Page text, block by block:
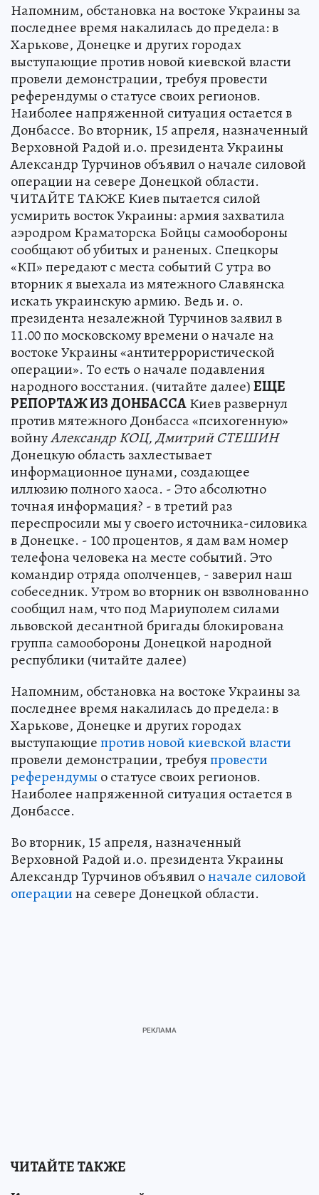
Напомним, обстановка на востоке Украины за
последнее время накалилась до предела: в
Харькове, Донецке и других городах
выступающие против новой киевской власти
провели демонстрации, требуя провести
референдумы о статусе своих регионов.
Наиболее напряженной ситуация остается в
Донбассе. Во вторник, 15 апреля, назначенный
Верховной Радой и.о. президента Украины
Александр Турчинов объявил о начале силовой
операции на севере Донецкой области.
ЧИТАЙТЕ ТАКЖЕ Киев пытается силой
усмирить восток Украины: армия захватила
аэродром Краматорска Бойцы самообороны
сообщают об убитых и раненых. Спецкоры
«КП» передают с места событий С утра во
вторник я выехала из мятежного Славянска
искать украинскую армию. Ведь и. о.
президента незалежной Турчинов заявил в
11.00 по московскому времени о начале на
востоке Украины «антитеррористической
операции». То есть о начале подавления
народного восстания. (читайте далее)ЕЩЕ
РЕПОРТАЖ ИЗ ДОНБАССАКиев развернул
против мятежного Донбасса «психогенную»
войнуАлександр КОЦ, Дмитрий СТЕШИН
Донецкую область захлестывает
информационное цунами, создающее
иллюзию полного хаоса. - Это абсолютно
точная информация? - в третий раз
переспросили мы у своего источника-силовика
в Донецке. - 100 процентов, я дам вам номер
телефона человека на месте событий. Это
командир отряда ополченцев, - заверил наш
собеседник. Утром во вторник он взволнованно
сообщил нам, что под Мариуполем силами
львовской десантной бригады блокирована
группа самообороны Донецкой народной
республики (читайте далее)
Напомним, обстановка на востоке Украины за
последнее время накалилась до предела: в
Харькове, Донецке и других городах
выступающиепротив новой киевской власти
провели демонстрации, требуяпровести
референдумы о статусе своих регионов.
Наиболее напряженной ситуация остается в
Донбассе.
Во вторник, 15 апреля, назначенный
Верховной Радой и.о. президента Украины
Александр Турчинов объявил оначале силовой
операциина севере Донецкой области.
ЧИТАЙТЕ ТАКЖЕ